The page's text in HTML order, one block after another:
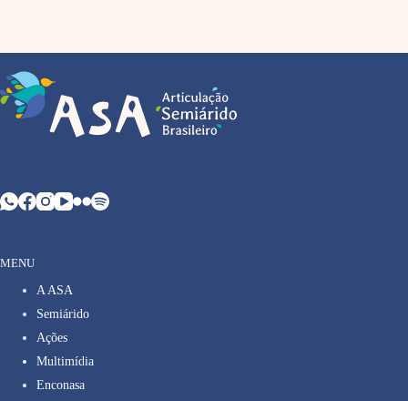
MENU
A ASA
Semiárido
Ações
Multimídia
Enconasa